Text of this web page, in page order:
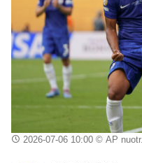
2026-07-06 10:00© AP nuotr.